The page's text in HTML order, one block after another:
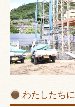
わたしたち